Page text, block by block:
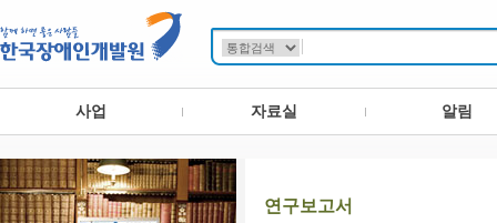
사업 자료실 알림
연구보고서